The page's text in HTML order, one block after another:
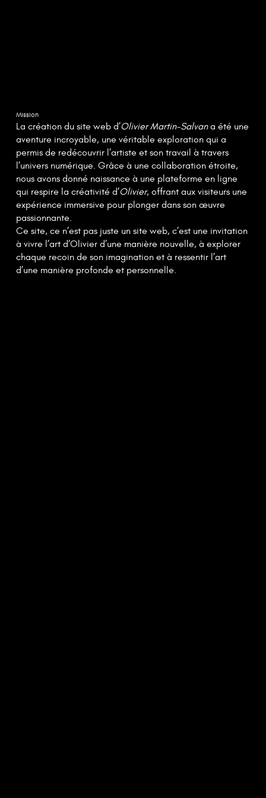
Mission
La création du site web d’Olivier Martin-Salvana été une
aventure incroyable, une véritable exploration qui a
permis de redécouvrir l’artiste et son travail à travers
l’univers numérique. Grâce à une collaboration étroite,
nous avons donné naissance à une plateforme en ligne
qui respire la créativité d’Olivier, offrant aux visiteurs une
expérience immersive pour plonger dans son œuvre
passionnante.
Ce site, ce n’est pas juste un site web, c’est une invitation
à vivre l’art d’Olivier d’une manière nouvelle, à explorer
chaque recoin de son imagination et à ressentir l’art
d’une manière profonde et personnelle.